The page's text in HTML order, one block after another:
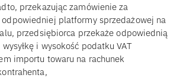
przekazując zamówienie za
platformy sprzedażowej na
przedsiębiorca przekaże odpowiednią
i wysokość podatku VAT
importu towaru na rachunek